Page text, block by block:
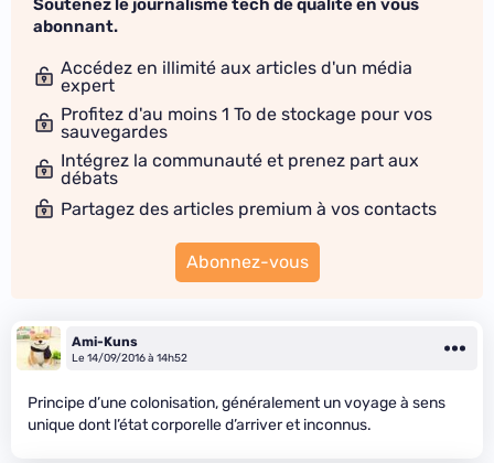
Soutenez le journalisme tech de qualité en vous
abonnant.
Accédez en illimité aux articles d'un média
expert
Profitez d'au moins 1 To de stockage pour vos
sauvegardes
Intégrez la communauté et prenez part aux
débats
Partagez des articles premium à vos contacts
Abonnez-vous
Ami-Kuns
Le 14/09/2016 à 14h52
Principe d’une colonisation, généralement un voyage à sens
unique dont l’état corporelle d’arriver et inconnus.